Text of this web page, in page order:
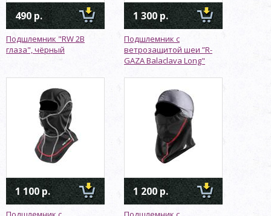
490 р.
Подшлемник "RW 2B
глаза", чёрный
1 300 р.
Подшлемник с
ветрозащитой шеи ”R-
GAZA Balaclava Long"
1 100 р. 1 200 р.